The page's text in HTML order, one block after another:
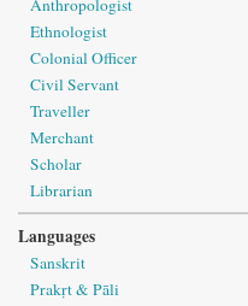
Anthropologist
Ethnologist
Colonial Officer
Civil Servant
Traveller
Merchant
Scholar
Librarian
Languages
Sanskrit
Prakṛt & Pāli